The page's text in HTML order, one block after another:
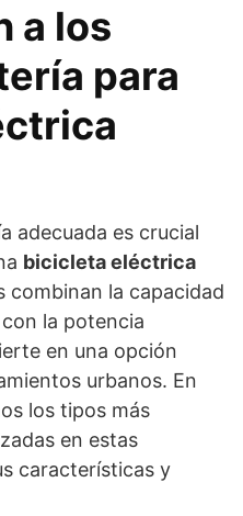
a los
para
adecuada es crucial
bicicleta eléctrica
combinan la capacidad
la potencia
en una opción
urbanos. En
los tipos más
en estas
características y